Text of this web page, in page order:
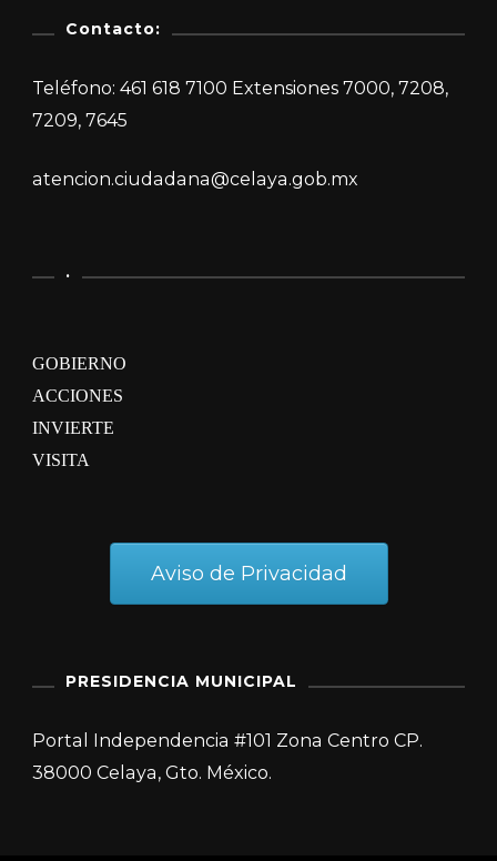
Contacto:
Teléfono: 461 618 7100 Extensiones 7000, 7208,
7209, 7645
atencion.ciudadana@celaya.gob.mx
.
GOBIERNO
ACCIONES
INVIERTE
VISITA
Aviso de Privacidad
PRESIDENCIA MUNICIPAL
Portal Independencia #101 Zona Centro CP.
38000 Celaya, Gto. México.